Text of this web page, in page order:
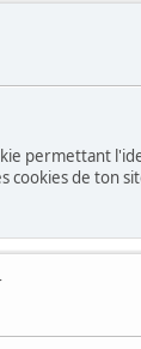
permettant
cookies de ton